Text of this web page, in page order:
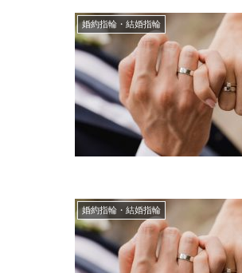
婚約指輪・結婚指輪
婚約指輪・結婚指輪